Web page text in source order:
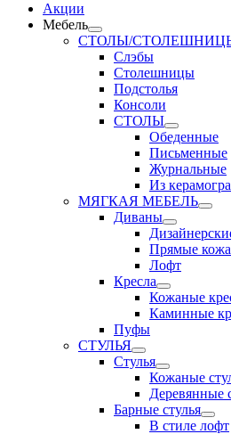
Акции
Мебель
СТОЛЫ/
Слэбы
Столешницы
Подстолья
Консоли
СТОЛЫ
Обеденные
Письменные
Журнальные
Из
МЯГКАЯ МЕБЕЛЬ
Диваны
Прямые
Лофт
Кресла
Кожаные
Каминные
Пуфы
СТУЛЬЯ
Стулья
Кожаные
Деревянные
Барные стулья
В стиле лофт